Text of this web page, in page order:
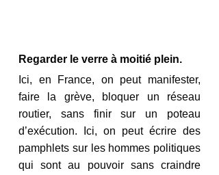
Regarder le verre à moitié plein.
Ici, en France, on peut manifester,
faire la grève, bloquer un réseau
routier, sans finir sur un poteau
d’exécution. Ici, on peut écrire des
pamphlets sur les hommes politiques
qui sont au pouvoir sans craindre